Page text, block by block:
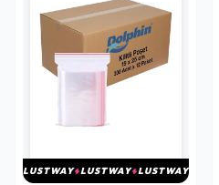
LUSTWAY LUSTWAY LUSTWAY